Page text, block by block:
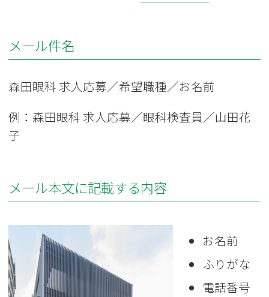
メール件名
森田眼科 求人応募／希望職種／お名前
例：森田眼科 求人応募／眼科検査員／山田花
子
メール本文に記載する内容
お名前
ふりがな
電話番号